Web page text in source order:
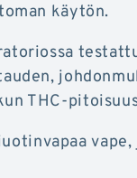
käytön.
THC-